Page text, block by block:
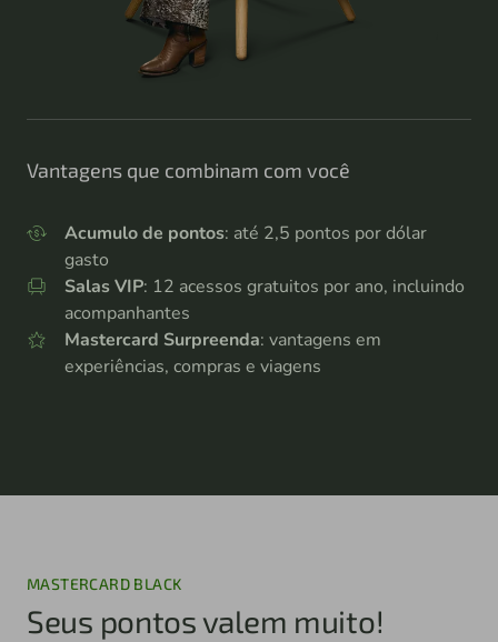
Vantagens que combinam com você
Acumulo de pontos: até 2,5 pontos por dólar
gasto
Salas VIP: 12 acessos gratuitos por ano, incluindo
acompanhantes
Mastercard Surpreenda: vantagens em
experiências, compras e viagens
MASTERCARD BLACK
Seus pontos valem muito!